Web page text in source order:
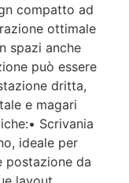
compatto ad
ottimale
spazi anche
può essere
dritta,
e magari
Scrivania
ideale per
postazione da